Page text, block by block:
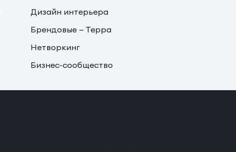
Дизайн интерьера
Брендовые — Терра
Нетворкинг
Бизнес-сообщество